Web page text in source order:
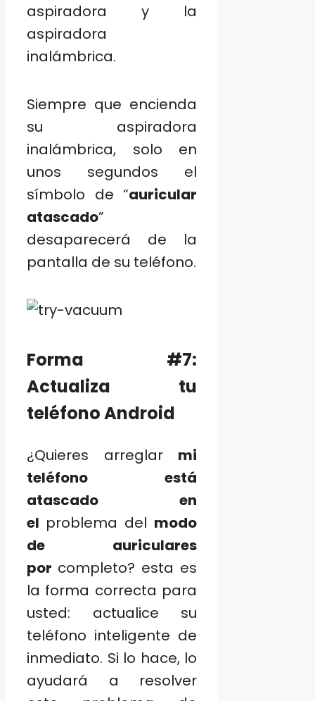
aspiradora y la
aspiradora
inalámbrica.
Siempre que encienda
su aspiradora
inalámbrica, solo en
unos segundos el
símbolo de “auricular
atascado”
desaparecerá de la
pantalla de su teléfono.
Forma #7:
Actualiza tu
teléfono Android
¿Quieres arreglar mi
teléfono está
atascado en
el problema del modo
de auriculares
por completo? esta es
la forma correcta para
usted: actualice su
teléfono inteligente de
inmediato. Si lo hace, lo
ayudará a resolver